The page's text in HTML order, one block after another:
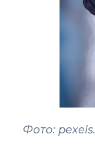
Фото: